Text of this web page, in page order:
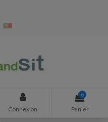
Connexion
0
Panier